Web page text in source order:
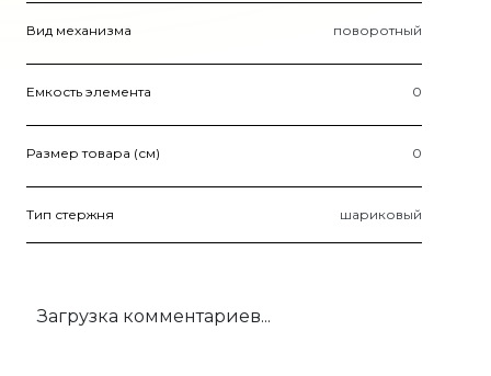
Вид механизма поворотный
Емкость элемента 0
Размер товара (см) 0
Тип стержня шариковый
Загрузка комментариев...